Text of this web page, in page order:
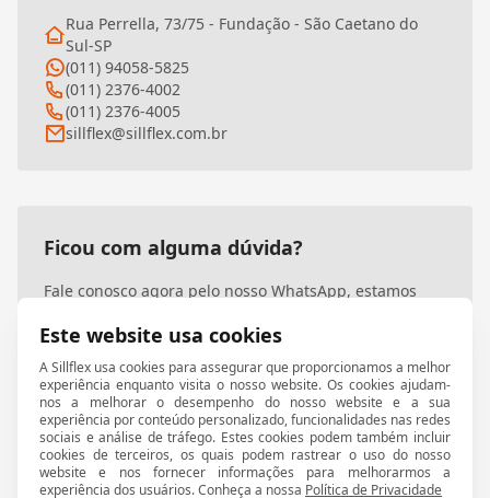
Este website usa cookies
A Sillflex usa cookies para assegurar que proporcionamos a melhor
experiência enquanto visita o nosso website. Os cookies ajudam-
nos a melhorar o desempenho do nosso website e a sua
experiência por conteúdo personalizado, funcionalidades nas redes
sociais e análise de tráfego. Estes cookies podem também incluir
cookies de terceiros, os quais podem rastrear o uso do nosso
website e nos fornecer informações para melhorarmos a
experiência dos usuários. Conheça a nossa Política de Privacidade
Rua Perrella, 73/75 - Fundação - São Caetano do
Sul-SP
(011) 94058-5825
(011) 2376-4002
(011) 2376-4005
sillflex@sillflex.com.br
Ficou com alguma dúvida?
Fale conosco agora pelo nosso WhatsApp, estamos
Entre em contato